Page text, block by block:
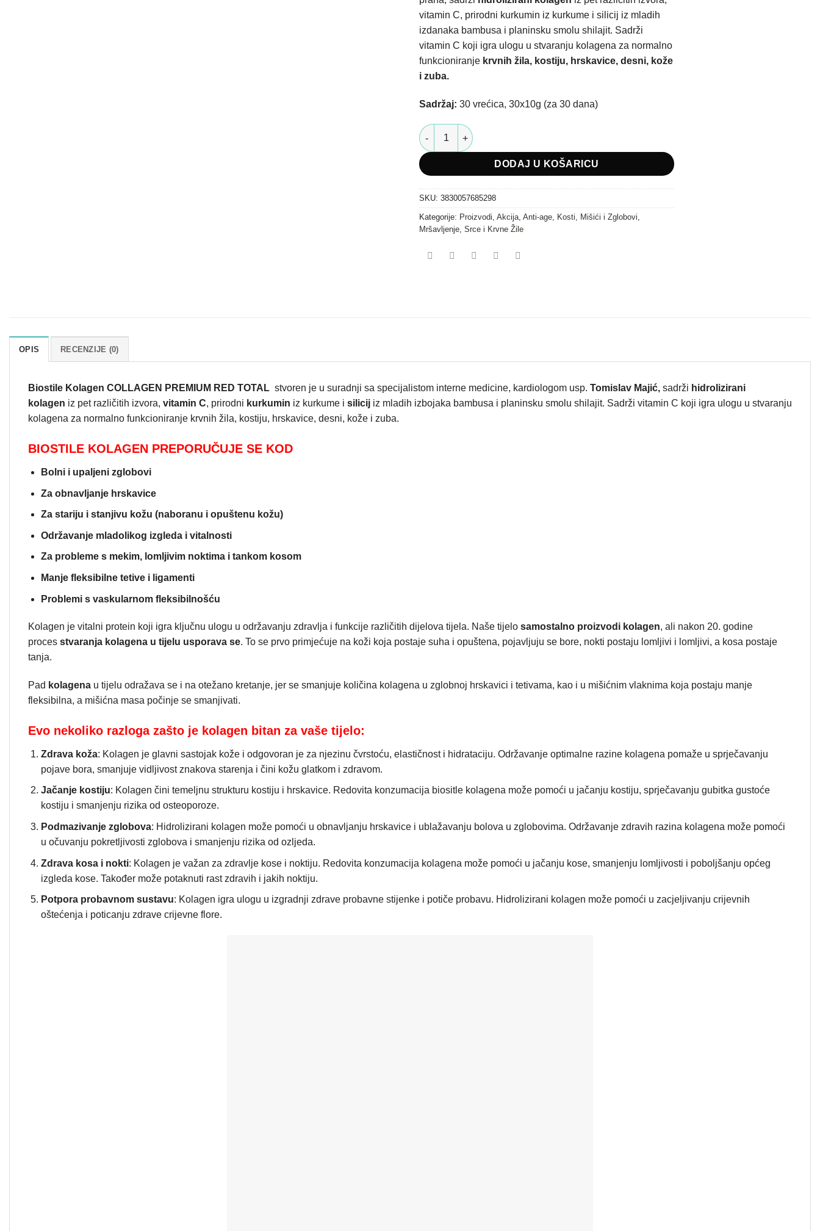
vitamin C, prirodni kurkumin iz kurkume i silicij iz mladih
izdanaka bambusa i planinsku smolu shilajit. Sadrži
vitamin C koji igra ulogu u stvaranju kolagena za normalno
funkcioniranje krvnih žila, kostiju, hrskavice, desni, kože
i zuba.
Sadržaj: 30 vrećica, 30x10g (za 30 dana)
Kolagen - Collagen Premium Red Total Biostile količina
DODAJ U KOŠARICU
SKU: 3830057685298
Kategorije: Proizvodi, Akcija, Anti-age, Kosti, Mišići i Zglobovi,
Mršavljenje, Srce i Krvne Žile
OPIS RECENZIJE (0)
Biostile Kolagen COLLAGEN PREMIUM RED TOTAL stvoren je u suradnji sa specijalistom interne medicine, kardiologom usp. Tomislav Majić, sadrži hidrolizirani
kolagen iz pet različitih izvora, vitamin C, prirodni kurkumin iz kurkume i silicij iz mladih izbojaka bambusa i planinsku smolu shilajit. Sadrži vitamin C koji igra ulogu u stvaranju
kolagena za normalno funkcioniranje krvnih žila, kostiju, hrskavice, desni, kože i zuba.
BIOSTILE KOLAGEN PREPORUČUJE SE KOD
Bolni i upaljeni zglobovi
Za obnavljanje hrskavice
Za stariju i stanjivu kožu (naboranu i opuštenu kožu)
Održavanje mladolikog izgleda i vitalnosti
Za probleme s mekim, lomljivim noktima i tankom kosom
Manje fleksibilne tetive i ligamenti
Problemi s vaskularnom fleksibilnošću
Kolagen je vitalni protein koji igra ključnu ulogu u održavanju zdravlja i funkcije različitih dijelova tijela. Naše tijelo samostalno proizvodi kolagen, ali nakon 20. godine
proces stvaranja kolagena u tijelu usporava se. To se prvo primjećuje na koži koja postaje suha i opuštena, pojavljuju se bore, nokti postaju lomljivi i lomljivi, a kosa postaje
tanja.
Pad kolagena u tijelu odražava se i na otežano kretanje, jer se smanjuje količina kolagena u zglobnoj hrskavici i tetivama, kao i u mišićnim vlaknima koja postaju manje
fleksibilna, a mišićna masa počinje se smanjivati.
Evo nekoliko razloga zašto je kolagen bitan za vaše tijelo:
Zdrava koža: Kolagen je glavni sastojak kože i odgovoran je za njezinu čvrstoću, elastičnost i hidrataciju. Održavanje optimalne razine kolagena pomaže u sprječavanju
pojave bora, smanjuje vidljivost znakova starenja i čini kožu glatkom i zdravom.
Jačanje kostiju: Kolagen čini temeljnu strukturu kostiju i hrskavice. Redovita konzumacija biositle kolagena može pomoći u jačanju kostiju, sprječavanju gubitka gustoće
kostiju i smanjenju rizika od osteoporoze.
Podmazivanje zglobova: Hidrolizirani kolagen može pomoći u obnavljanju hrskavice i ublažavanju bolova u zglobovima. Održavanje zdravih razina kolagena može pomoći
u očuvanju pokretljivosti zglobova i smanjenju rizika od ozljeda.
Zdrava kosa i nokti: Kolagen je važan za zdravlje kose i noktiju. Redovita konzumacija kolagena može pomoći u jačanju kose, smanjenju lomljivosti i poboljšanju općeg
izgleda kose. Također može potaknuti rast zdravih i jakih noktiju.
Potpora probavnom sustavu: Kolagen igra ulogu u izgradnji zdrave probavne stijenke i potiče probavu. Hidrolizirani kolagen može pomoći u zacjeljivanju crijevnih
oštećenja i poticanju zdrave crijevne flore.